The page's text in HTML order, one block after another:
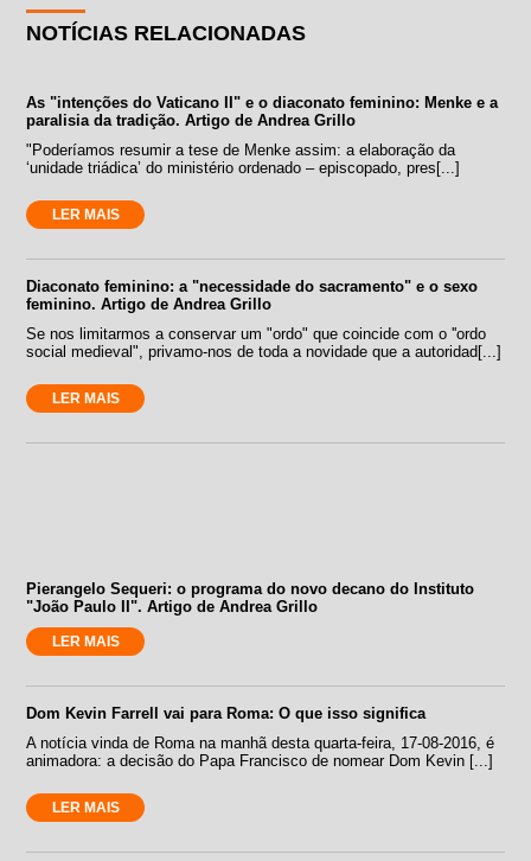
NOTÍCIAS RELACIONADAS
As "intenções do Vaticano II" e o diaconato feminino: Menke e a
paralisia da tradição. Artigo de Andrea Grillo
"Poderíamos resumir a tese de Menke assim: a elaboração da
‘unidade triádica’ do ministério ordenado – episcopado, pres[...]
LER MAIS
Diaconato feminino: a "necessidade do sacramento" e o sexo
feminino. Artigo de Andrea Grillo
Se nos limitarmos a conservar um "ordo" que coincide com o ''ordo
social medieval", privamo-nos de toda a novidade que a autoridad[...]
LER MAIS
Pierangelo Sequeri: o programa do novo decano do Instituto
"João Paulo II". Artigo de Andrea Grillo
LER MAIS
Dom Kevin Farrell vai para Roma: O que isso significa
A notícia vinda de Roma na manhã desta quarta-feira, 17-08-2016, é
animadora: a decisão do Papa Francisco de nomear Dom Kevin [...]
LER MAIS